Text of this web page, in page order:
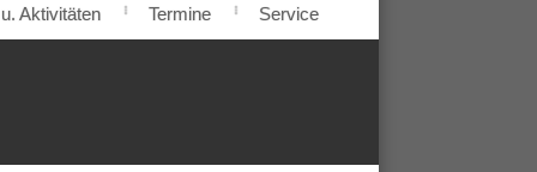
Aktivitäten Termine Service